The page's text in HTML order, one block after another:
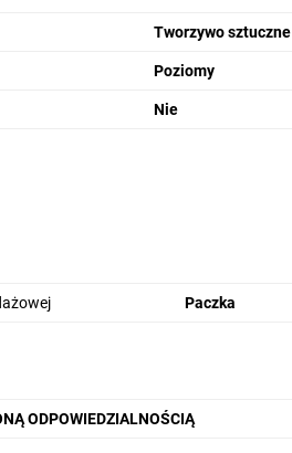
Tworzywo sztuczne
Poziomy
Nie
Paczka
ODPOWIEDZIALNOŚCIĄ